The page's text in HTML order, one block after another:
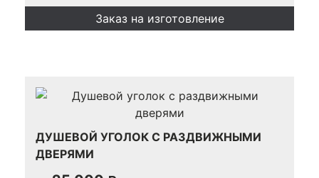
Заказ на изготовление
ДУШЕВОЙ УГОЛОК С РАЗДВИЖНЫМИ
ДВЕРЯМИ